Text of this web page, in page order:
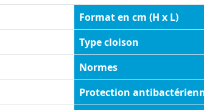
Format en cm (H x L)
Type cloison
Normes
Protection